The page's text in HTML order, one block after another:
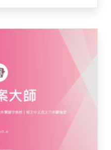
驗」的智慧客服解
訊息，更能理解品
，真正成為您 24 小
理。